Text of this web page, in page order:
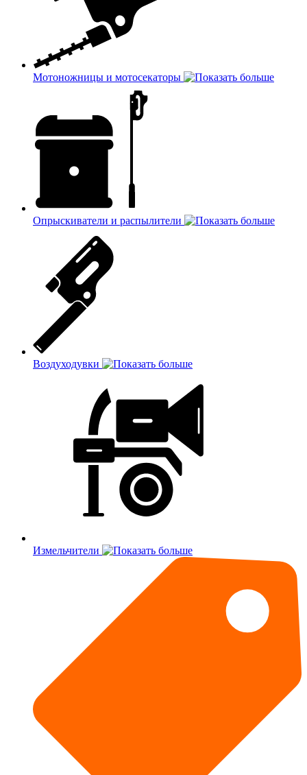
Мотоножницы и мотосекаторы
Опрыскиватели и распылители
Воздуходувки
Измельчители